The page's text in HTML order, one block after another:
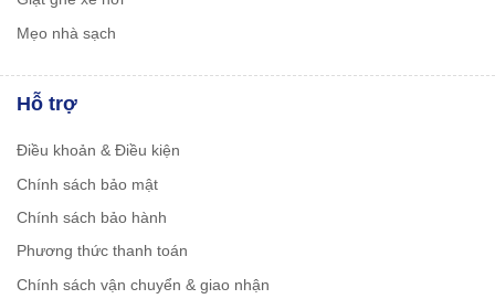
Mẹo nhà sạch
Hỗ trợ
Điều khoản & Điều kiện
Chính sách bảo mật
Chính sách bảo hành
Phương thức thanh toán
Chính sách vận chuyển & giao nhận